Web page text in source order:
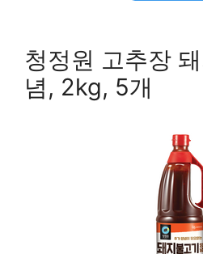
청정원 고추장
념, 2kg, 5개